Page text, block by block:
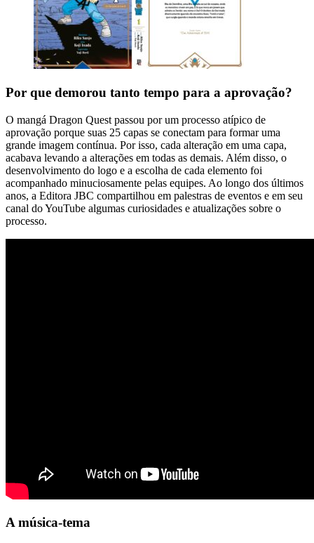
Por que demorou tanto tempo para a aprovação?
O mangá Dragon Quest passou por um processo atípico de
aprovação porque suas 25 capas se conectam para formar uma
grande imagem contínua. Por isso, cada alteração em uma capa,
acabava levando a alterações em todas as demais. Além disso, o
desenvolvimento do logo e a escolha de cada elemento foi
acompanhado minuciosamente pelas equipes. Ao longo dos últimos
anos, a Editora JBC compartilhou em palestras de eventos e em seu
canal do YouTube algumas curiosidades e atualizações sobre o
processo.
A música-tema